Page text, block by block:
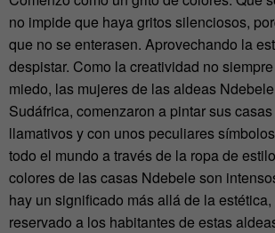
no impide que haya gritos silenciosos,
que no se enterasen. Aprovechando la
despistar. Como la creatividad no
miedo, las mujeres de las aldeas
Sudáfrica, comenzaron a pintar sus
llamativos y con unos peculiares
todo el mundo a través de la ropa de
colores de las casas Ndebele son
hay un significado más allá de la
reservado a los habitantes de estas